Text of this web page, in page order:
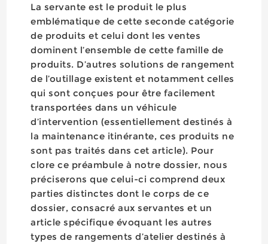
La servante est le produit le plus
emblématique de cette seconde catégorie
de produits et celui dont les ventes
dominent l’ensemble de cette famille de
produits. D’autres solutions de rangement
de l’outillage existent et notamment celles
qui sont conçues pour être facilement
transportées dans un véhicule
d’intervention (essentiellement destinés à
la maintenance itinérante, ces produits ne
sont pas traités dans cet article). Pour
clore ce préambule à notre dossier, nous
préciserons que celui-ci comprend deux
parties distinctes dont le corps de ce
dossier, consacré aux servantes et un
article spécifique évoquant les autres
types de rangements d’atelier destinés à